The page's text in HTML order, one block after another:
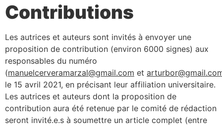
Contributions
Les autrices et auteurs sont invités à envoyer une
proposition de contribution (environ 6000 signes) aux
responsables du numéro
(manuelcerveramarzal@gmail.com et
le 15 avril 2021, en précisant leur affiliation universitaire.
Les autrices et auteurs dont la proposition de
contribution aura été retenue par le comité de rédaction
seront invité.e.s à soumettre un article complet (entre